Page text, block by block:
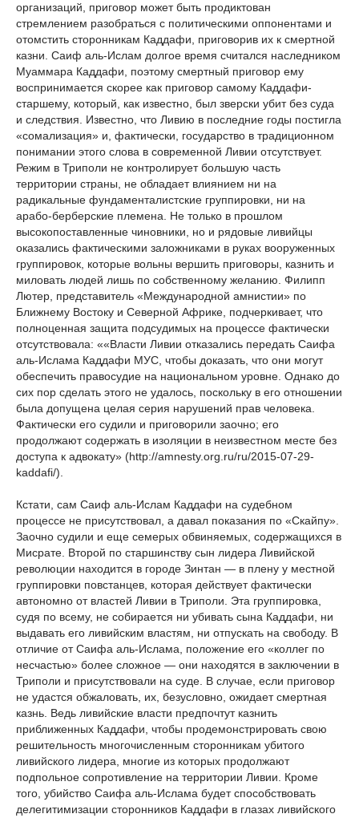
организаций, приговор может быть продиктован
стремлением разобраться с политическими оппонентами и
отомстить сторонникам Каддафи, приговорив их к смертной
казни. Саиф аль-Ислам долгое время считался наследником
Муаммара Каддафи, поэтому смертный приговор ему
воспринимается скорее как приговор самому Каддафи-
старшему, который, как известно, был зверски убит без суда
и следствия. Известно, что Ливию в последние годы постигла
«сомализация» и, фактически, государство в традиционном
понимании этого слова в современной Ливии отсутствует.
Режим в Триполи не контролирует большую часть
территории страны, не обладает влиянием ни на
радикальные фундаменталистские группировки, ни на
арабо-берберские племена. Не только в прошлом
высокопоставленные чиновники, но и рядовые ливийцы
оказались фактическими заложниками в руках вооруженных
группировок, которые вольны вершить приговоры, казнить и
миловать людей лишь по собственному желанию. Филипп
Лютер, представитель «Международной амнистии» по
Ближнему Востоку и Северной Африке, подчеркивает, что
полноценная защита подсудимых на процессе фактически
отсутствовала: ««Власти Ливии отказались передать Саифа
аль-Ислама Каддафи МУС, чтобы доказать, что они могут
обеспечить правосудие на национальном уровне. Однако до
сих пор сделать этого не удалось, поскольку в его отношении
была допущена целая серия нарушений прав человека.
Фактически его судили и приговорили заочно; его
продолжают содержать в изоляции в неизвестном месте без
доступа к адвокату» (http://amnesty.org.ru/ru/2015-07-29-
kaddafi/).
Кстати, сам Саиф аль-Ислам Каддафи на судебном
процессе не присутствовал, а давал показания по «Скайпу».
Заочно судили и еще семерых обвиняемых, содержащихся в
Мисрате. Второй по старшинству сын лидера Ливийской
революции находится в городе Зинтан — в плену у местной
группировки повстанцев, которая действует фактически
автономно от властей Ливии в Триполи. Эта группировка,
судя по всему, не собирается ни убивать сына Каддафи, ни
выдавать его ливийским властям, ни отпускать на свободу. В
отличие от Саифа аль-Ислама, положение его «коллег по
несчастью» более сложное — они находятся в заключении в
Триполи и присутствовали на суде. В случае, если приговор
не удастся обжаловать, их, безусловно, ожидает смертная
казнь. Ведь ливийские власти предпочтут казнить
приближенных Каддафи, чтобы продемонстрировать свою
решительность многочисленным сторонникам убитого
ливийского лидера, многие из которых продолжают
подпольное сопротивление на территории Ливии. Кроме
того, убийство Саифа аль-Ислама будет способствовать
делегитимизации сторонников Каддафи в глазах ливийского